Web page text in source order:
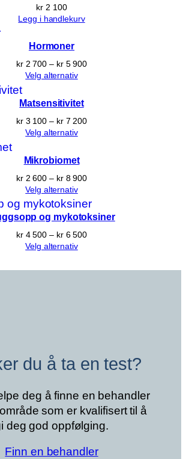
kr 2 100
Legg i handlekurv
Hormoner
kr2 700 – kr5 900Prisområde:
Velg alternativ
Matsensitivitet
kr3 100 – kr7 200Prisområde:
Velg alternativ
Mikrobiomet
kr2 600 – kr8 900Prisområde:
til
kr 8 900
Velg alternativ
og mykotoksiner
kr4 500 – kr6 500Prisområde:
kr 6 500
Velg alternativ
du å ta en test?
deg å finne en behandler
som er kvalifisert til å
deg god oppfølging.
Finn en behandler